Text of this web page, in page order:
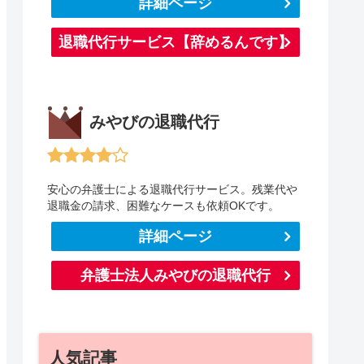
詳細ページ
退職代行サービス【辞めるんです】
みやびの退職代行
安心の弁護士による退職代行サービス。残業代や
退職金の請求、困難なケースも依頼OKです。
詳細ページ
弁護士法人みやびの退職代行
人気記事